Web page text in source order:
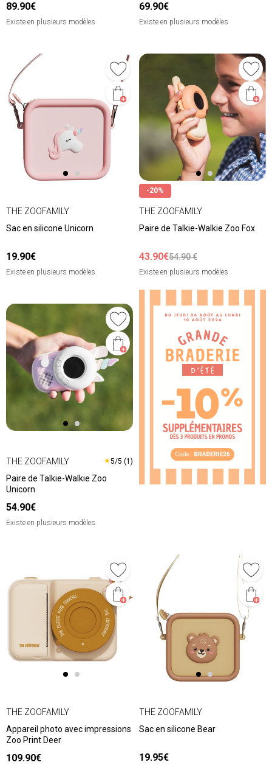
89.90€
Existe en plusieurs modèles
69.90€
Existe en plusieurs modèles
THE ZOOFAMILY
Sac en silicone Unicorn
19.90€
Existe en plusieurs modèles
-20%
THE ZOOFAMILY
Paire de Talkie-Walkie Zoo Fox
43.90€54.90 €
Existe en plusieurs modèles
THE ZOOFAMILY ★5/5 (1)
Paire de Talkie-Walkie Zoo
Unicorn
54.90€
Existe en plusieurs modèles
THE ZOOFAMILY
Appareil photo avec impressions
Zoo Print Deer
109.90€
THE ZOOFAMILY
Sac en silicone Bear
19.95€